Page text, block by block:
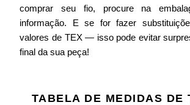
comprar seu fio, procure na
informação. E se for fazer
valores de TEX — isso pode evitar
final da sua peça!
TABELA DE MEDIDAS DE